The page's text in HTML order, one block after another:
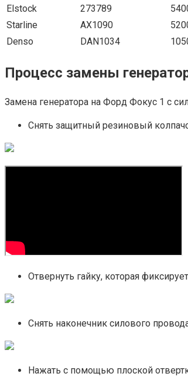
Elstock
273789
Starline
AX1090
Denso
DAN1034
Процесс замены
Замена генератора на Форд Фокус 1 с
Снять защитный резиновый
Отвернуть гайку, которая
Снять наконечник силового
Нажать с помощью плоской